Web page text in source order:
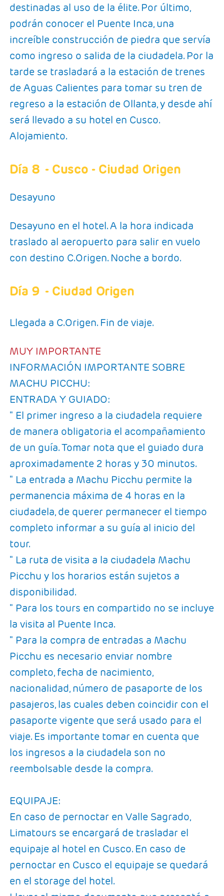
destinadas al uso de la élite. Por último,
podrán conocer el Puente Inca, una
increíble construcción de piedra que servía
como ingreso o salida de la ciudadela. Por la
tarde se trasladará a la estación de trenes
de Aguas Calientes para tomar su tren de
regreso a la estación de Ollanta, y desde ahí
será llevado a su hotel en Cusco.
Alojamiento.
Día 8 - Cusco - Ciudad Origen
Desayuno
Desayuno en el hotel. A la hora indicada
traslado al aeropuerto para salir en vuelo
con destino C.Origen. Noche a bordo.
Día 9 - Ciudad Origen
Llegada a C.Origen. Fin de viaje.
MUY IMPORTANTE
INFORMACIÓN IMPORTANTE SOBRE
MACHU PICCHU:
ENTRADA Y GUIADO:
" El primer ingreso a la ciudadela requiere
de manera obligatoria el acompañamiento
de un guía. Tomar nota que el guiado dura
aproximadamente 2 horas y 30 minutos.
" La entrada a Machu Picchu permite la
permanencia máxima de 4 horas en la
ciudadela, de querer permanecer el tiempo
completo informar a su guía al inicio del
tour.
" La ruta de visita a la ciudadela Machu
Picchu y los horarios están sujetos a
disponibilidad.
" Para los tours en compartido no se incluye
la visita al Puente Inca.
" Para la compra de entradas a Machu
Picchu es necesario enviar nombre
completo, fecha de nacimiento,
nacionalidad, número de pasaporte de los
pasajeros, las cuales deben coincidir con el
pasaporte vigente que será usado para el
viaje. Es importante tomar en cuenta que
los ingresos a la ciudadela son no
reembolsable desde la compra.
EQUIPAJE:
En caso de pernoctar en Valle Sagrado,
Limatours se encargará de trasladar el
equipaje al hotel en Cusco. En caso de
pernoctar en Cusco el equipaje se quedará
en el storage del hotel.